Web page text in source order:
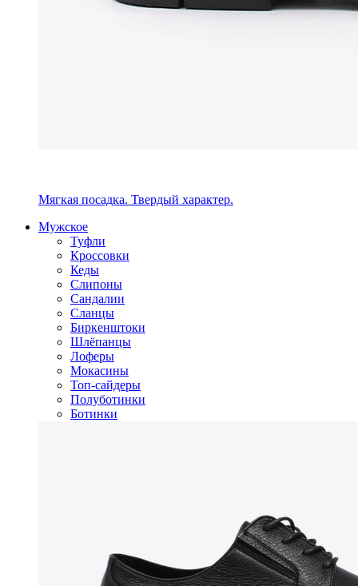
Мягкая посадка. Твердый характер.
Мужское
Туфли
Кроссовки
Кеды
Слипоны
Сандалии
Сланцы
Биркенштоки
Шлёпанцы
Лоферы
Мокасины
Топ-сайдеры
Полуботинки
Ботинки